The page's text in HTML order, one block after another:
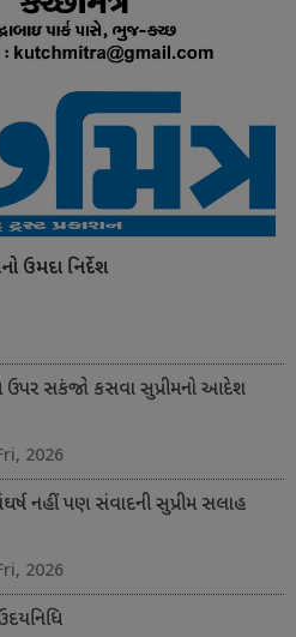
ઉમદા નિર્દેશ
ઉપર સકંજો કસવા સુપ્રીમનો આદેશ
2026
નહીં પણ સંવાદની સુપ્રીમ સલાહ
2026